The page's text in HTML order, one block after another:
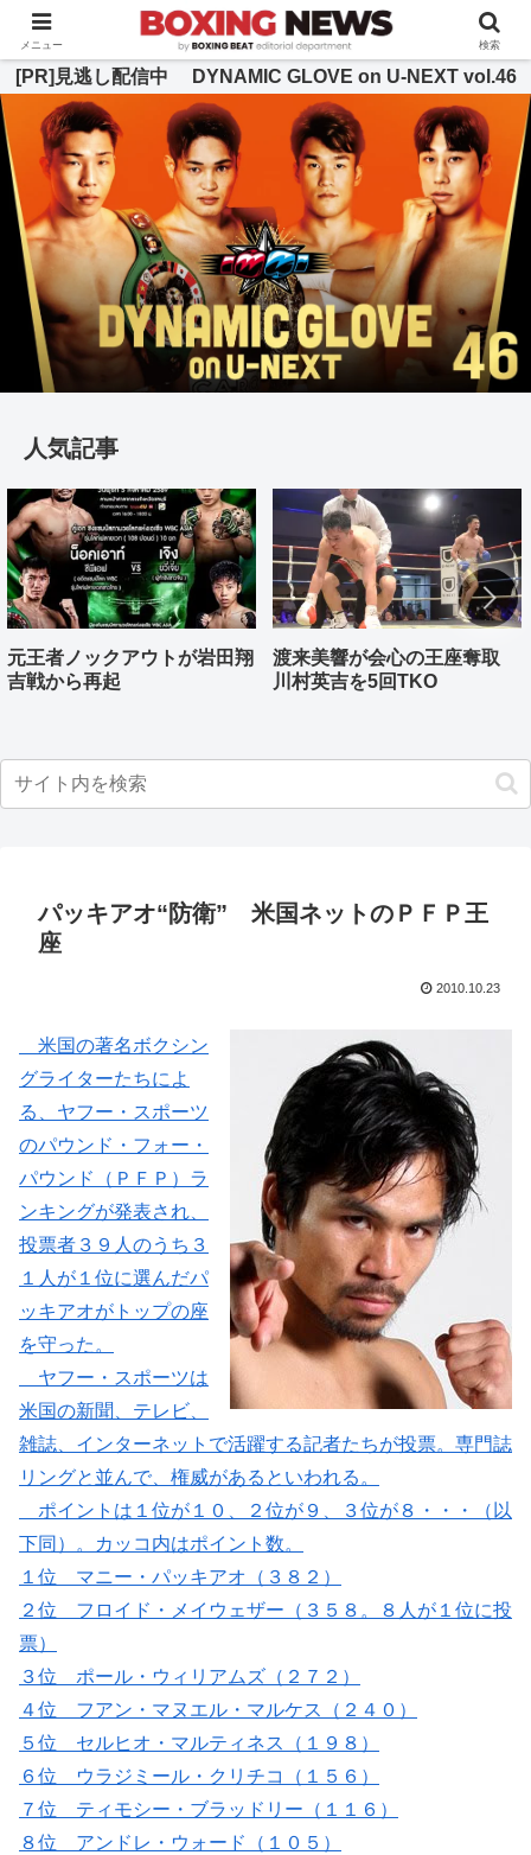
BOXING BEAT [ボクシング・ビート] 公式サイト
[PR]見逃し配信中 DYNAMIC GLOVE on U-NEXT vol.46
人気記事
元王者ノックアウトが岩田翔
吉戦から再起
渡来美響が会心の王座奪取
川村英吉を5回TKO
パッキアオ“防衛” 米国ネットのＰＦＰ王
座
2010.10.23
米国の著名ボクシン
グライターたちによ
る、ヤフー・スポーツ
のパウンド・フォー・
パウンド（ＰＦＰ）ラ
ンキングが発表され、
投票者３９人のうち３
１人が１位に選んだパ
ッキアオがトップの座
を守った。
ヤフー・スポーツは
米国の新聞、テレビ、
雑誌、インターネットで活躍する記者たちが投票。専門誌
リングと並んで、権威があるといわれる。
ポイントは１位が１０、２位が９、３位が８・・・（以
下同）。カッコ内はポイント数。
１位 マニー・パッキアオ（３８２）
２位 フロイド・メイウェザー（３５８。８人が１位に投
票）
３位 ポール・ウィリアムズ（２７２）
４位 フアン・マヌエル・マルケス（２４０）
５位 セルヒオ・マルティネス（１９８）
６位 ウラジミール・クリチコ（１５６）
７位 ティモシー・ブラッドリー（１１６）
８位 アンドレ・ウォード（１０５）
メニュー 検索